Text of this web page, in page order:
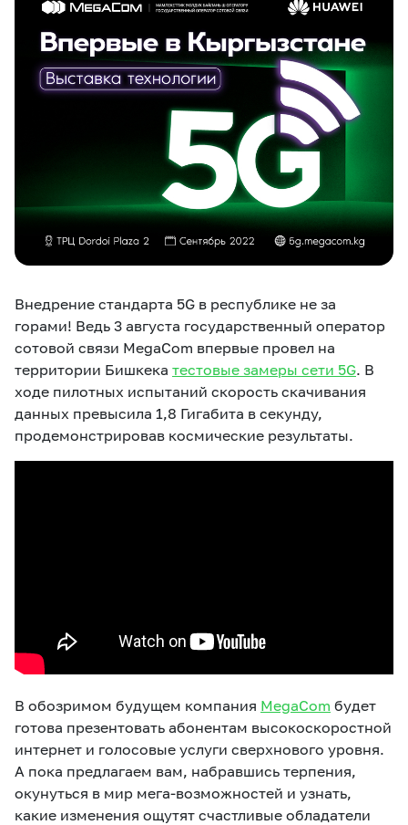
Услуги
Развлечения
Звонки и SMS Подбор номера Доставка SIM
Новости Работа в MEGA
Партнерам
Карта офисов и
MegaTV MegaPay MegaKassa
Внедрение стандарта 5G в республике не за
горами! Ведь 3 августа государственный оператор
сотовой связи MegaCom впервые провел на
территории Бишкека тестовые замеры сети 5G. В
ходе пилотных испытаний скорость скачивания
данных превысила 1,8 Гигабита в секунду,
продемонстрировав космические результаты.
В обозримом будущем компания MegaCom будет
готова презентовать абонентам высокоскоростной
интернет и голосовые услуги сверхнового уровня.
А пока предлагаем вам, набравшись терпения,
окунуться в мир мега-возможностей и узнать,
какие изменения ощутят счастливые обладатели